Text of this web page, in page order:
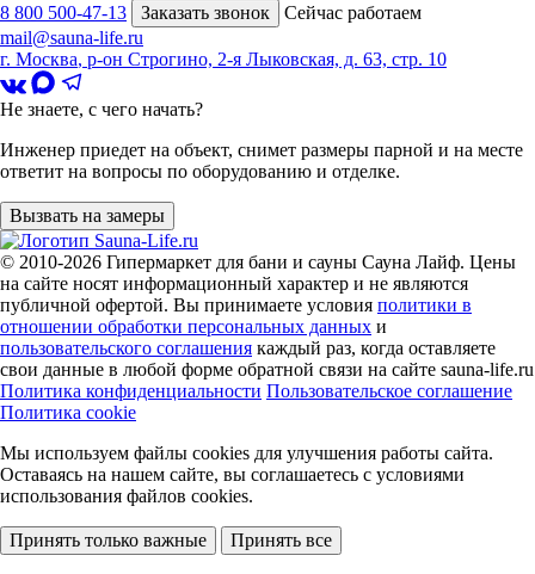
8 800 500-47-13
Заказать звонок
Сейчас работаем
mail@sauna-life.ru
г. Москва, р-он Строгино, 2-я Лыковская, д. 63, стр. 10
Не знаете, с чего начать?
Инженер приедет на объект, снимет размеры парной и на месте
ответит на вопросы по оборудованию и отделке.
Вызвать на замеры
© 2010-2026 Гипермаркет для бани и сауны Сауна Лайф. Цены
на сайте носят информационный характер и не являются
публичной офертой. Вы принимаете условия политики в
отношении обработки персональных данных и
пользовательского соглашения каждый раз, когда оставляете
свои данные в любой форме обратной связи на сайте sauna-life.ru
Политика конфиденциальности Пользовательское соглашение
Политика cookie
Мы используем файлы cookies для улучшения работы сайта.
Оставаясь на нашем сайте, вы соглашаетесь с условиями
использования файлов cookies.
Принять только важные Принять все